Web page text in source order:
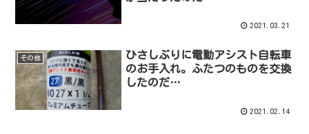
2021.03.21
その他
ひさしぶりに電動アシスト自転車
のお手入れ。ふたつのものを交換
したのだ…
2021.02.14